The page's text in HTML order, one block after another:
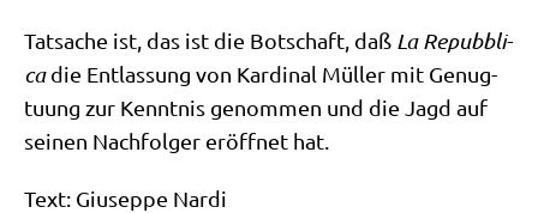
Tat­sa­che ist, das ist die Bot­schaft, daß La Repubbli­
cadie Ent­las­sung von Kar­di­nal Mül­ler mit Genug­
tu­ung zur Kennt­nis genom­men und die Jagd auf
sei­nen Nach­fol­ger eröff­net hat.
Text: Giu­sep­pe Nardi